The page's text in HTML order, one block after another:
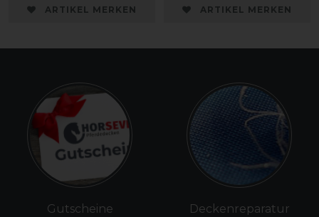
ARTIKEL MERKEN ARTIKEL MERKEN
Gutscheine Deckenreparatur